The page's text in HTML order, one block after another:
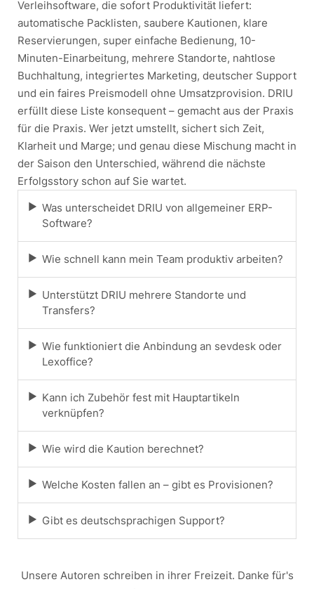
Verleihsoftware, die sofort Produktivität liefert:
automatische Packlisten, saubere Kautionen, klare
Reservierungen, super einfache Bedienung, 10-
Minuten-Einarbeitung, mehrere Standorte, nahtlose
Buchhaltung, integriertes Marketing, deutscher Support
und ein faires Preismodell ohne Umsatzprovision. DRIU
erfüllt diese Liste konsequent – gemacht aus der Praxis
für die Praxis. Wer jetzt umstellt, sichert sich Zeit,
Klarheit und Marge; und genau diese Mischung macht in
der Saison den Unterschied, während die nächste
Erfolgsstory schon auf Sie wartet.
Was unterscheidet DRIU von allgemeiner ERP-
Software?
Wie schnell kann mein Team produktiv arbeiten?
Unterstützt DRIU mehrere Standorte und
Transfers?
Wie funktioniert die Anbindung an sevdesk oder
Lexoffice?
Kann ich Zubehör fest mit Hauptartikeln
verknüpfen?
Wie wird die Kaution berechnet?
Welche Kosten fallen an – gibt es Provisionen?
Gibt es deutschsprachigen Support?
Unsere Autoren schreiben in ihrer Freizeit. Danke für's